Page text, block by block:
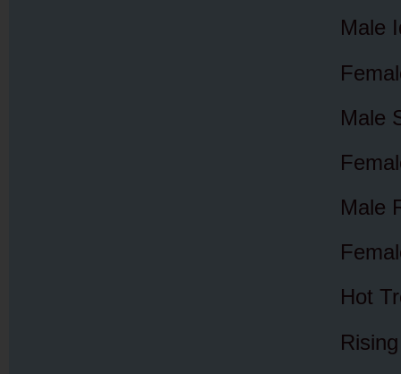
Male
Male
Male
Hot